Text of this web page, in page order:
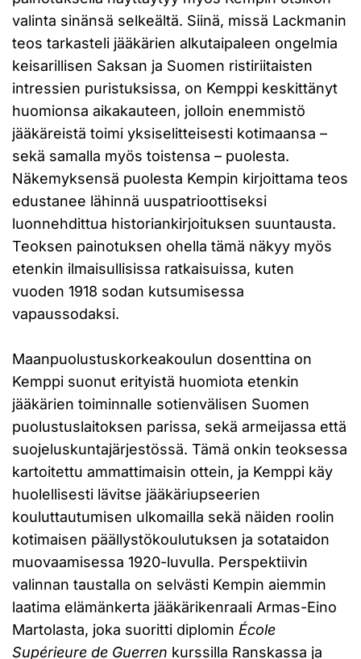
valinta sinänsä selkeältä. Siinä, missä Lackmanin
teos tarkasteli jääkärien alkutaipaleen ongelmia
keisarillisen Saksan ja Suomen ristiriitaisten
intressien puristuksissa, on Kemppi keskittänyt
huomionsa aikakauteen, jolloin enemmistö
jääkäreistä toimi yksiselitteisesti kotimaansa –
sekä samalla myös toistensa – puolesta.
Näkemyksensä puolesta Kempin kirjoittama teos
edustanee lähinnä uuspatrioottiseksi
luonnehdittua historiankirjoituksen suuntausta.
Teoksen painotuksen ohella tämä näkyy myös
etenkin ilmaisullisissa ratkaisuissa, kuten
vuoden 1918 sodan kutsumisessa
vapaussodaksi.
Maanpuolustuskorkeakoulun dosenttina on
Kemppi suonut erityistä huomiota etenkin
jääkärien toiminnalle sotienvälisen Suomen
puolustuslaitoksen parissa, sekä armeijassa että
suojeluskuntajärjestössä. Tämä onkin teoksessa
kartoitettu ammattimaisin ottein, ja Kemppi käy
huolellisesti lävitse jääkäriupseerien
kouluttautumisen ulkomailla sekä näiden roolin
kotimaisen päällystökoulutuksen ja sotataidon
muovaamisessa 1920-luvulla. Perspektiivin
valinnan taustalla on selvästi Kempin aiemmin
laatima elämänkerta jääkärikenraali Armas-Eino
Martolasta, joka suoritti diplomin École
Supérieure de Guerren kurssilla Ranskassa ja